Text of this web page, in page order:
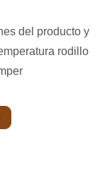
del producto y
rodillo